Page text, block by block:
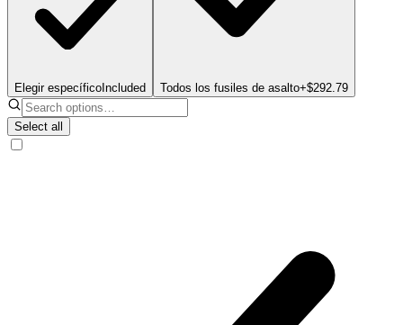
Elegir específico Included Todos los fusiles de asalto+$292.79
Select all